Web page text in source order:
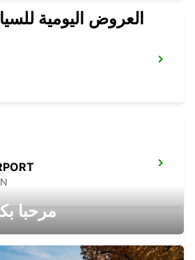
العروض اليومية
مرحبا